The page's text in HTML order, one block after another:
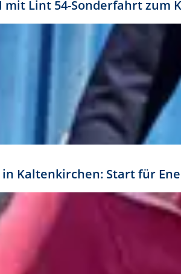
mit Lint 54-Sonderfahrt
Kaltenkirchen: Start für